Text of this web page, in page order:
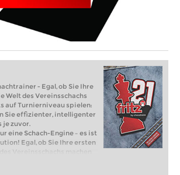
- Egal, ob Sie Ihre
Welt des Vereinsschachs
auf Turnierniveau spielen:
Sie effizienter, intelligenter
je zuvor.
eine Schach-Engine – es ist
Egal, ob Sie Ihre ersten
Vereinsschachs machen
spielen: Mit
effizienter, intelligenter und